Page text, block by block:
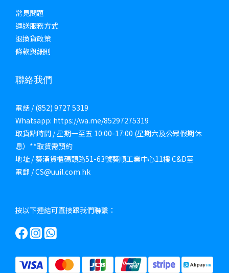
常見問題
運送服務方式
退換貨政策
條款與細則
聯絡我們
電話 / (852) 9727 5319
Whatsapp: https://wa.me/85297275319
取貨點時間 / 星期一至五 10:00-17:00 (星期六及公眾假期休
息）**取貨需預約
地址 / 葵涌貨櫃碼頭路51-63號葵順工業中心11樓 C&D室
電郵 / CS@uuil.com.hk
按以下連結可直接跟我們聯繫：